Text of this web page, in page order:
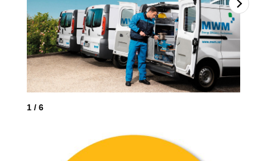
1 / 6